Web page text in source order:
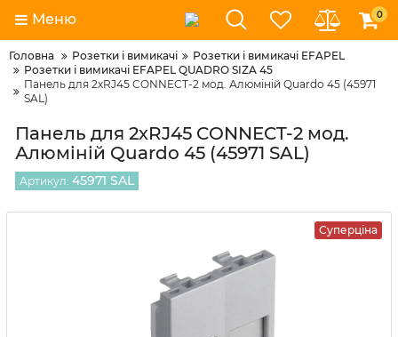
Меню 0
Головна Розетки і вимикачі
Розетки і вимикачі EFAPEL
Розетки і вимикачі EFAPEL QUADRO SIZA 45
Панель для 2хRJ45 CONNECT-2 мод. Алюміній Quardo 45 (45971
SAL)
Панель для 2хRJ45 CONNECT-2 мод.
Алюміній Quardo 45 (45971 SAL)
Артикул: 45971 SAL
Суперціна